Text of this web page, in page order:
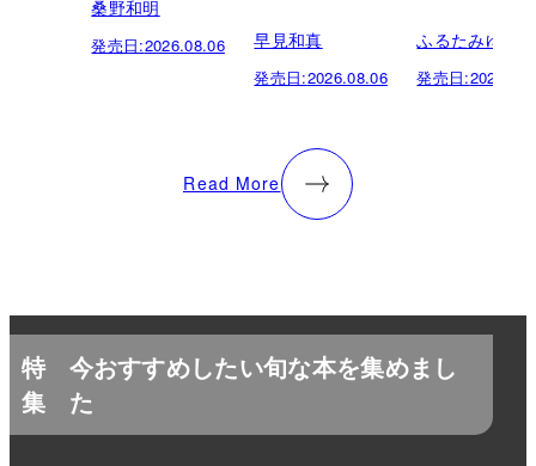
桑野和明
発売日:2026.08.06 早見和真
発売日:2026.08.06
ふるたみゆき
発売日:
Read More
特
集
今おすすめしたい旬な本を集めまし
た